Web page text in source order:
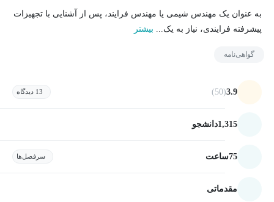
به عنوان یک مهندس شیمی یا مهندس فرایند، پس از آشنایی با تجهیزات
پیشرفته فرایندی، نیاز به یک... بیشتر
گواهی‌نامه
3.9
(50) 13 دیدگاه
1,315دانشجو
75ساعت سرفصل‌ها
مقدماتی